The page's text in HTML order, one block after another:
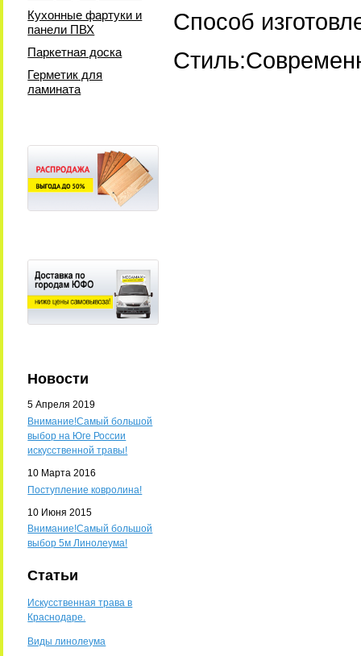
Кухонные фартуки и
панели ПВХ
Паркетная доска
Герметик для
ламината
Новости
5 Апреля 2019
Внимание!Самый большой
выбор на Юге России
искусственной травы!
10 Марта 2016
Поступление ковролина!
10 Июня 2015
Внимание!Самый большой
выбор 5м Линолеума!
Статьи
Искусственная трава в
Краснодаре.
Виды линолеума
Способ